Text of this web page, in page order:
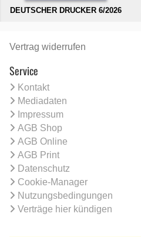
DEUTSCHER DRUCKER 6/2026
Vertrag widerrufen
Service
Kontakt
Mediadaten
Impressum
AGB Shop
AGB Online
AGB Print
Datenschutz
Cookie-Manager
Nutzungsbedingungen
Verträge hier kündigen